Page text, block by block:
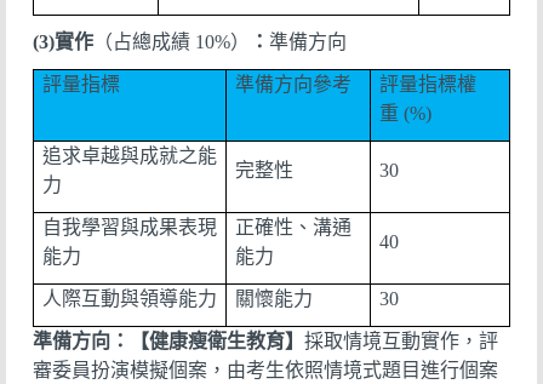
(3)實作 （占總成績 10%） ： 準備方向
評量指標 準備方向參考
評量指標權
重 (%)
追求卓越與成就之能
力
完整性 30
自我學習與成果表現
能力
正確性、溝通
能力
40
人際互動與領導能力 關懷能力 30
準備方向：【健康瘦衛生教育】 採取情境互動實作，評
審委員扮演模擬個案，由考生依照情境式題目進行個案